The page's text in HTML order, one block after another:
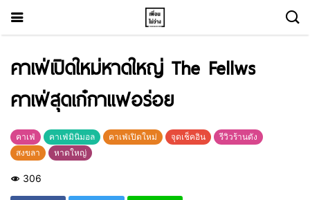
คาเฟ่เปิดใหม่หาดใหญ่ The Fellws
คาเฟ่สุดเก๋กาแฟอร่อย
คาเฟ่ คาเฟ่มินิมอล คาเฟ่เปิดใหม่ จุดเช็คอิน
รีวิวร้านดัง
สงขลา
หาดใหญ่
306